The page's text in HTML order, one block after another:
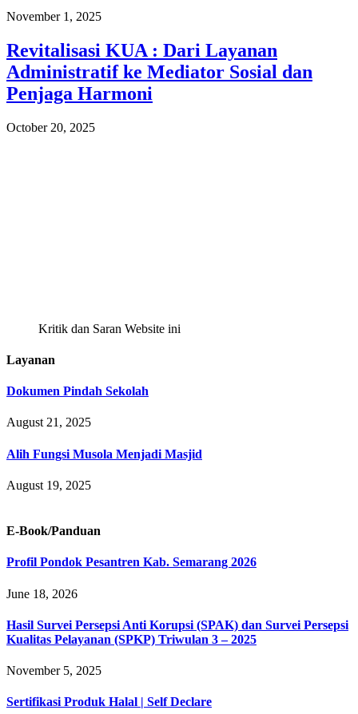
November 1, 2025
Revitalisasi KUA : Dari Layanan
Administratif ke Mediator Sosial dan
Penjaga Harmoni
October 20, 2025
Kritik dan Saran Website ini
Layanan
Dokumen Pindah Sekolah
August 21, 2025
Alih Fungsi Musola Menjadi Masjid
August 19, 2025
E-Book/Panduan
Profil Pondok Pesantren Kab. Semarang 2026
June 18, 2026
Hasil Survei Persepsi Anti Korupsi (SPAK) dan Survei Persepsi
Kualitas Pelayanan (SPKP) Triwulan 3 – 2025
November 5, 2025
Sertifikasi Produk Halal | Self Declare